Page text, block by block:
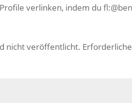
verlinken, indem du
nicht veröffentlicht.